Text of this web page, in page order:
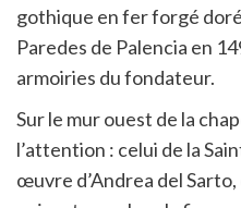
gothique en fer forgé
Paredes de Palencia en
armoiries du fondateur.
Sur le mur ouest de la
l’attention : celui de la
œuvre d’Andrea del